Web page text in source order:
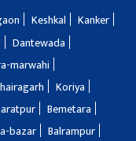
Keshkal
Kanker
Dantewada
marwahi
Koriya
Bemetara
bazar
Balrampur